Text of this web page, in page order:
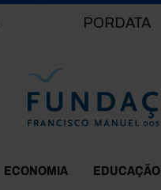
PORDATA
ECONOMIA EDUCAÇÃO